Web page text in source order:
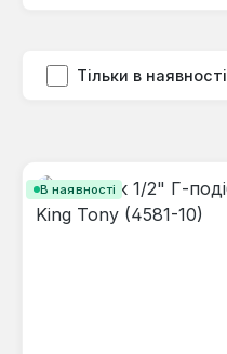
Тільки в наявності
В наявності